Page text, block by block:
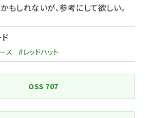
もしれないが、参考にして欲しい。
ス #レッドハット
OSS 707